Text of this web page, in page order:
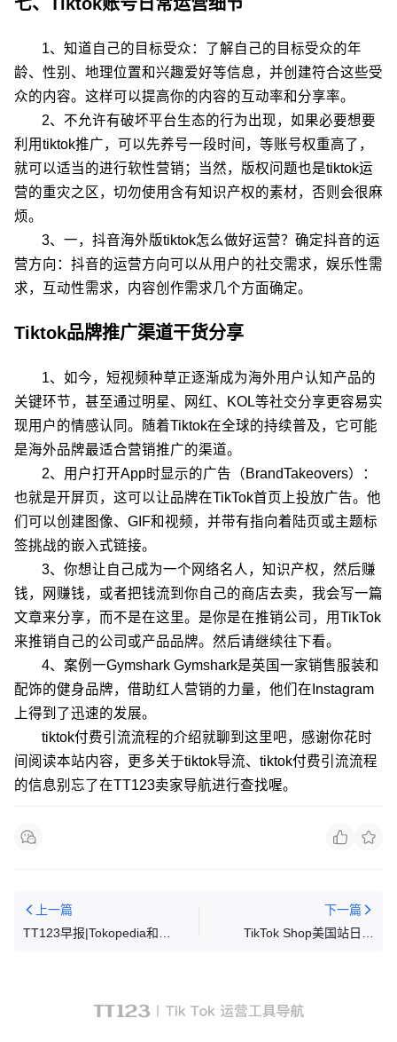
1、知道自己的目标受众：了解自己的目标受众的年
龄、性别、地理位置和兴趣爱好等信息，并创建符合这些受
众的内容。这样可以提高你的内容的互动率和分享率。
2、不允许有破坏平台生态的行为出现，如果必要想要
利用tiktok推广，可以先养号一段时间，等账号权重高了，
就可以适当的进行软性营销；当然，版权问题也是tiktok运
营的重灾之区，切勿使用含有知识产权的素材，否则会很麻
烦。
3、一，抖音海外版tiktok怎么做好运营？确定抖音的运
营方向：抖音的运营方向可以从用户的社交需求，娱乐性需
求，互动性需求，内容创作需求几个方面确定。
Tiktok品牌推广渠道干货分享
1、如今，短视频种草正逐渐成为海外用户认知产品的
关键环节，甚至通过明星、网红、KOL等社交分享更容易实
现用户的情感认同。随着Tiktok在全球的持续普及，它可能
是海外品牌最适合营销推广的渠道。
2、用户打开App时显示的广告（BrandTakeovers）：
也就是开屏页，这可以让品牌在TikTok首页上投放广告。他
们可以创建图像、GIF和视频，并带有指向着陆页或主题标
签挑战的嵌入式链接。
3、你想让自己成为一个网络名人，知识产权，然后赚
钱，网赚钱，或者把钱流到你自己的商店去卖，我会写一篇
文章来分享，而不是在这里。是你是在推销公司，用TikTok
来推销自己的公司或产品品牌。然后请继续往下看。
4、案例一Gymshark Gymshark是英国一家销售服装和
配饰的健身品牌，借助红人营销的力量，他们在Instagram
上得到了迅速的发展。
tiktok付费引流流程的介绍就聊到这里吧，感谢你花时
间阅读本站内容，更多关于tiktok导流、tiktok付费引流流程
的信息别忘了在TT123卖家导航进行查找喔。
上一篇
TT123早报|Tokopedia和
下一篇
TikTok Shop美国站日榜